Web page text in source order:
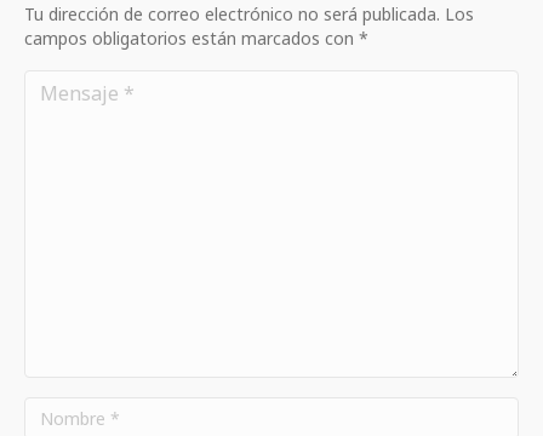
Tu dirección de correo electrónico no será publicada. Los
campos obligatorios están marcados con *